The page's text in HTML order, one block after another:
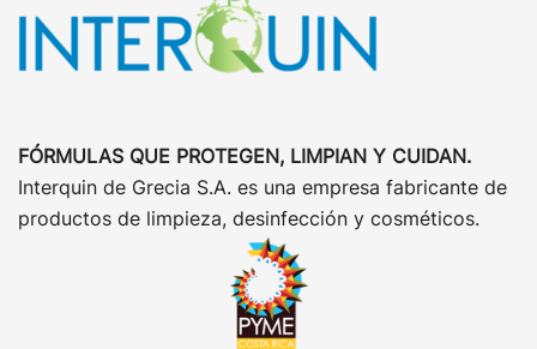
FÓRMULAS QUE PROTEGEN, LIMPIAN Y CUIDAN.
Interquin de Grecia S.A. es una empresa fabricante de
productos de limpieza, desinfección y cosméticos.